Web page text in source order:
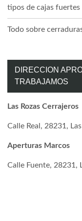
tipos de cajas fuertes
Todo sobre
DIRECCION
TRABAJAMOS
Las Rozas Cerrajeros
Calle Real, 28231,
Aperturas Marcos
Calle Fuente, 28231,